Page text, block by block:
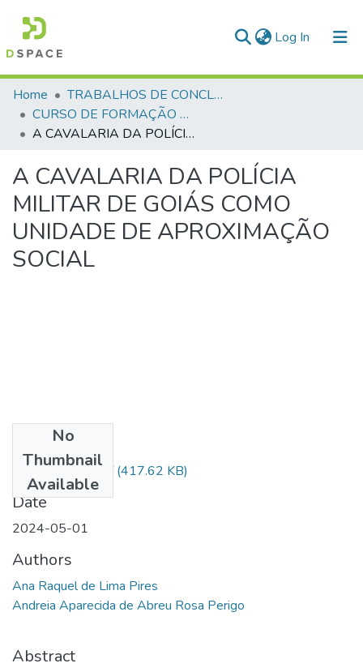
Log In (current)
Communities & Collections
All of DSpace
Home
TRABALHOS DE CONCLUSÃO DE CURSO - CFP (CURSO DE FORMAÇÃO DE PRAÇAS)
CURSO DE FORMAÇÃO DE PRAÇAS - CFP - 2024
A CAVALARIA DA POLÍCIA MILITAR DE GOIÁS COMO UNIDADE DE APROXIMAÇÃO SOCIAL
A CAVALARIA DA POLÍCIA
MILITAR DE GOIÁS COMO
UNIDADE DE APROXIMAÇÃO
SOCIAL
No
Thumbnail
Available
5º Depósito - .pdf (417.62 KB)
Date
2024-05-01
Authors
Ana Raquel de Lima Pires
Andreia Aparecida de Abreu Rosa Perigo
Abstract